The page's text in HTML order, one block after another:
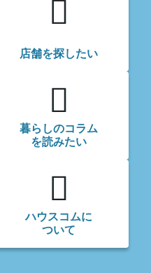
店舗を探したい
暮らしのコラム
を読みたい
ハウスコムに
ついて